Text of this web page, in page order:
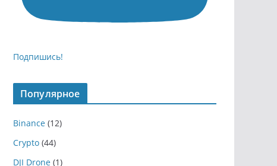
Подпишись!
Популярное
Binance (12)
Crypto (44)
DJI Drone (1)